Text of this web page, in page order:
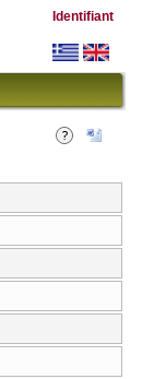
Identifiant